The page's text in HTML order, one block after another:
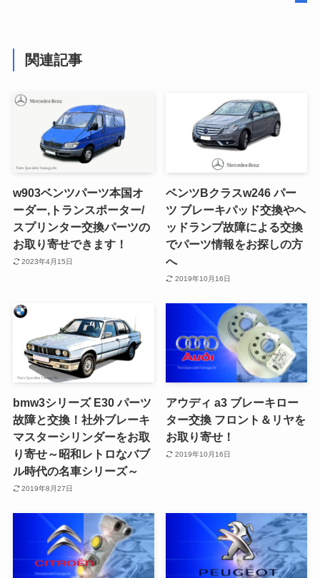
関連記事
w903ベンツパーツ本国オ
ーダー,トランスポーター/
スプリンター交換パーツの
お取り寄せできます！
2023年4月15日
ベンツBクラスw246 パー
ツ ブレーキパッド交換やヘ
ッドランプ故障による交換
でパーツ情報をお探しの方
へ
2019年10月16日
bmw3シリーズ E30 パーツ
故障と交換！社外ブレーキ
マスターシリンダーをお取
り寄せ～昭和レトロなバブ
ル時代の名車シリーズ～
2019年8月27日
アウディ a3 ブレーキロー
ター交換 フロント＆リヤを
お取り寄せ！
2019年10月16日